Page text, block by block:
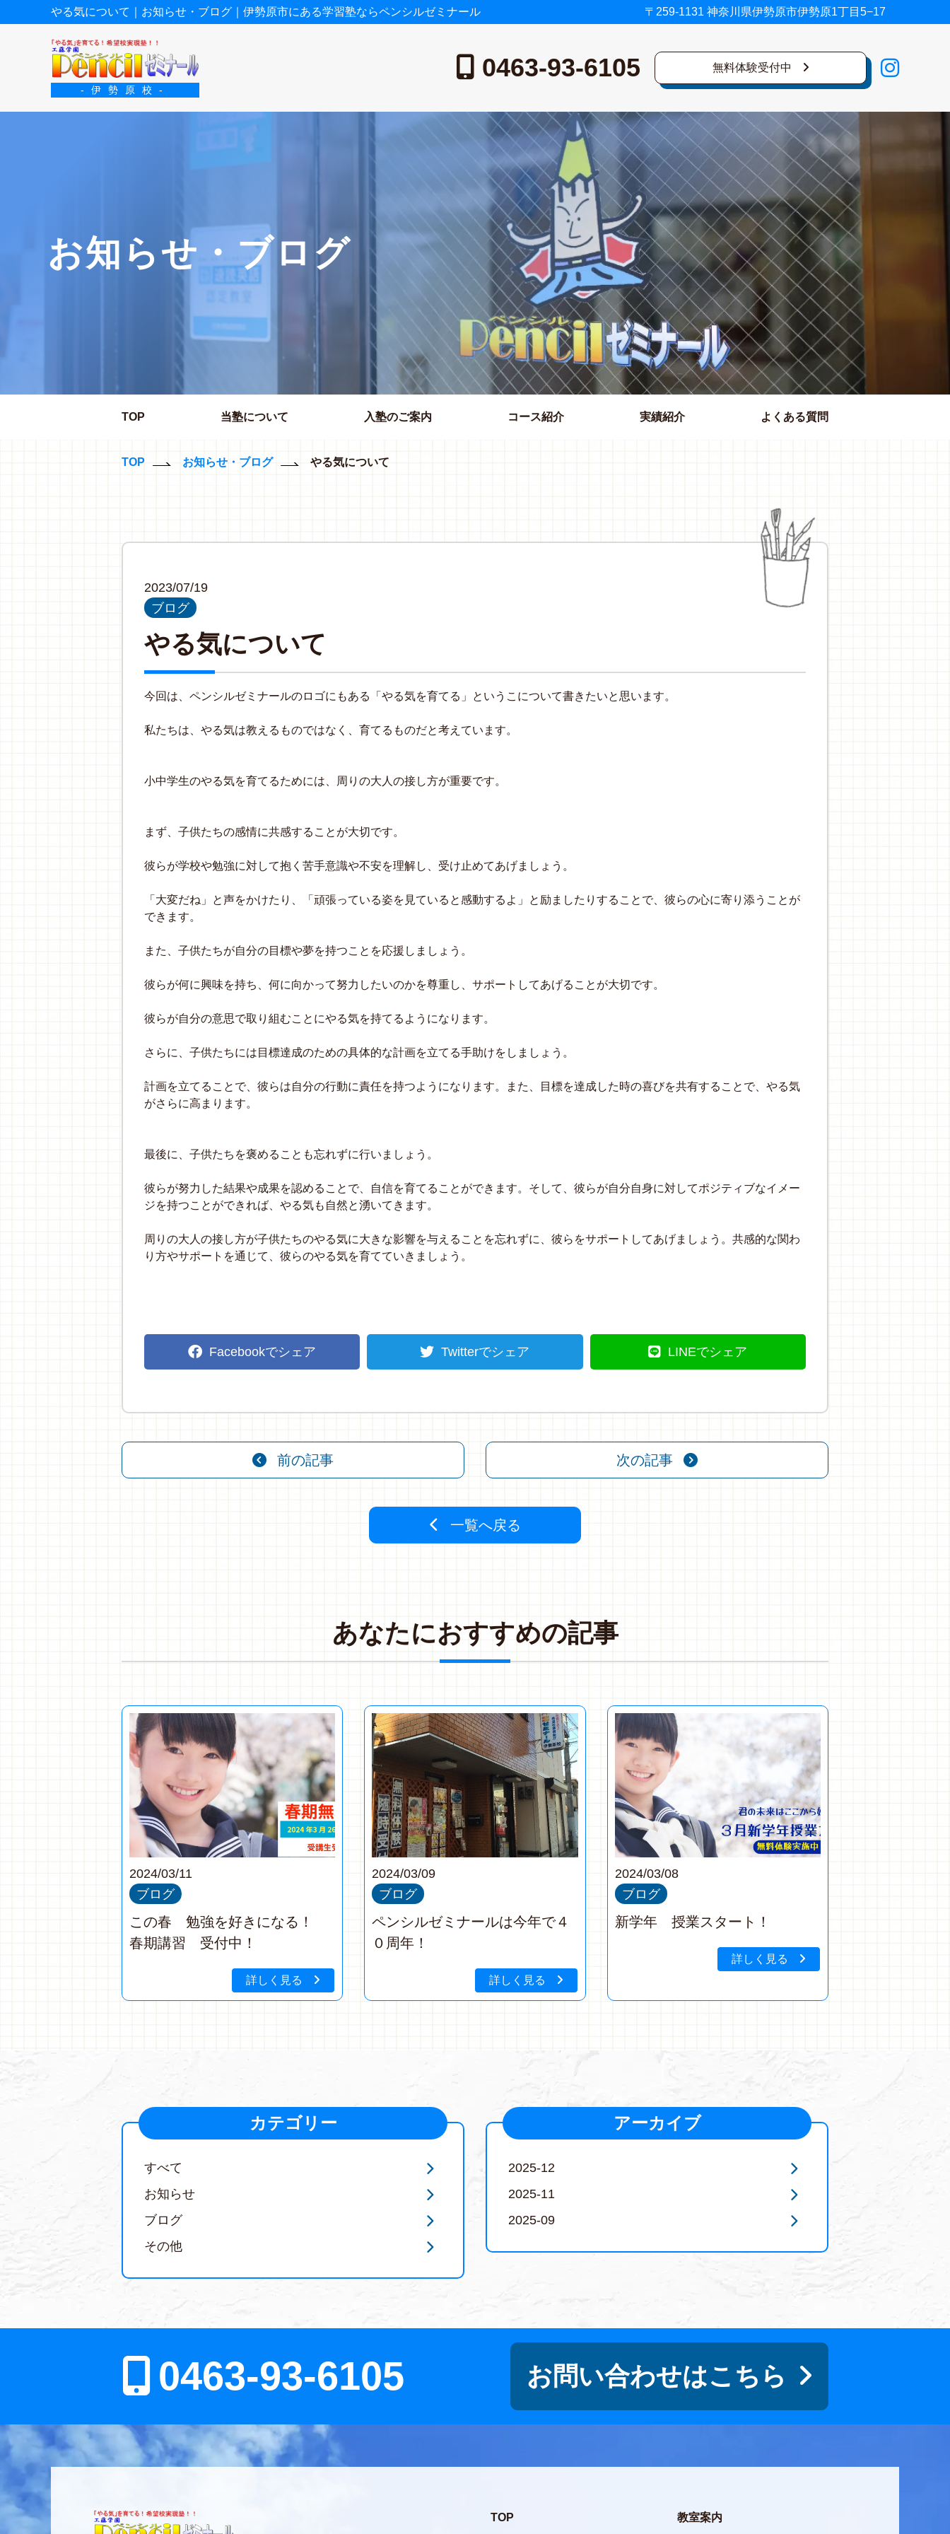
やる気について｜お知らせ・ブログ｜伊勢原市にある学習塾ならペンシルゼミナール 〒259-1131 神奈川県伊勢原市伊勢原1丁目5−17
-伊勢原校-
0463-93-6105 無料体験受付中
お知らせ・ブログ
TOP 当塾について 入塾のご案内 コース紹介 実績紹介 よくある質問
TOP お知らせ・ブログ やる気について
2023/07/19
ブログ
やる気について
今回は、ペンシルゼミナールのロゴにもある「やる気を育てる」というこについて書きたいと思います。
私たちは、やる気は教えるものではなく、育てるものだと考えています。
小中学生のやる気を育てるためには、周りの大人の接し方が重要です。
まず、子供たちの感情に共感することが大切です。
彼らが学校や勉強に対して抱く苦手意識や不安を理解し、受け止めてあげましょう。
「大変だね」と声をかけたり、「頑張っている姿を見ていると感動するよ」と励ましたりすることで、彼らの心に寄り添うことが
できます。
また、子供たちが自分の目標や夢を持つことを応援しましょう。
彼らが何に興味を持ち、何に向かって努力したいのかを尊重し、サポートしてあげることが大切です。
彼らが自分の意思で取り組むことにやる気を持てるようになります。
さらに、子供たちには目標達成のための具体的な計画を立てる手助けをしましょう。
計画を立てることで、彼らは自分の行動に責任を持つようになります。また、目標を達成した時の喜びを共有することで、やる気
がさらに高まります。
最後に、子供たちを褒めることも忘れずに行いましょう。
彼らが努力した結果や成果を認めることで、自信を育てることができます。そして、彼らが自分自身に対してポジティブなイメー
ジを持つことができれば、やる気も自然と湧いてきます。
周りの大人の接し方が子供たちのやる気に大きな影響を与えることを忘れずに、彼らをサポートしてあげましょう。共感的な関わ
り方やサポートを通じて、彼らのやる気を育てていきましょう。
Facebookでシェア Twitterでシェア LINEでシェア
前の記事 次の記事
一覧へ戻る
あなたにおすすめの記事
2024/03/11
ブログ
この春 勉強を好きになる！
春期講習 受付中！
詳しく見る
2024/03/09
ブログ
ペンシルゼミナールは今年で４
０周年！
詳しく見る
2024/03/08
ブログ
新学年 授業スタート！
詳しく見る
カテゴリー
すべて
お知らせ
ブログ
その他
アーカイブ
2025-12
2025-11
2025-09
0463-93-6105 お問い合わせはこちら
TOP 教室案内